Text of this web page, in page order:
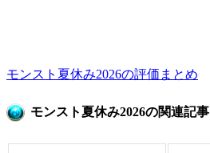
モンスト夏休み2026の評価まとめ
モンスト夏休み2026の関連記事